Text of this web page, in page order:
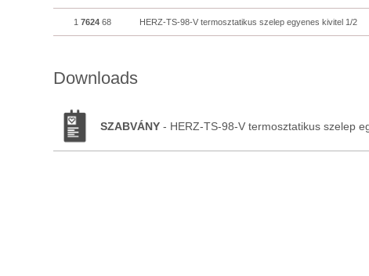
1 7624 68 HERZ-TS-98-V termosztatikus szelep egyenes kivitel 1/2
Downloads
SZABVÁNY - HERZ-TS-98-V termosztatikus szelep